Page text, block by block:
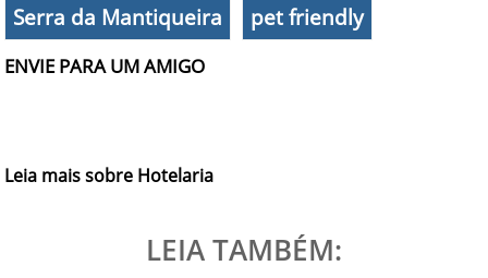
Serra da Mantiqueira
pet friendly
ENVIE PARA UM AMIGO
Leia mais sobre Hotelaria
LEIA TAMBÉM: